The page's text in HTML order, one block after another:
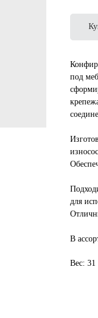
под
для
В
Вес: 31